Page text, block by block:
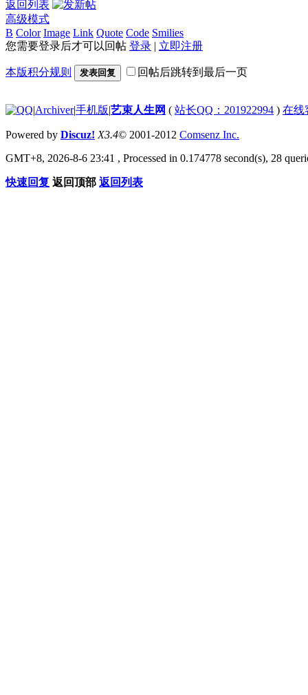
返回列表
高级模式
B Color Image Link Quote Code Smilies
您需要登录后才可以回帖 登录 | 立即注册
本版积分规则 发表回复 回帖后跳转到最后一页
|Archiver|手机版|艺束人生网 ( 站长QQ：201922994 ) 在线
Powered by Discuz! X3.4© 2001-2012 Comsenz Inc.
GMT+8, 2026-8-6 23:41 , Processed in 0.174778 second(s), 28
快速回复 返回顶部 返回列表